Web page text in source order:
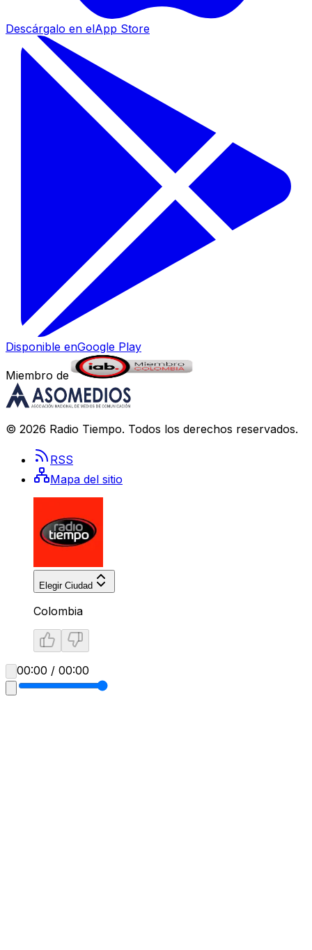
Descárgalo en elApp Store
Disponible enGoogle Play
Miembro de
© 2026 Radio Tiempo. Todos los derechos reservados.
RSS
Mapa del sitio
Elegir Ciudad
Colombia
00:00 / 00:00